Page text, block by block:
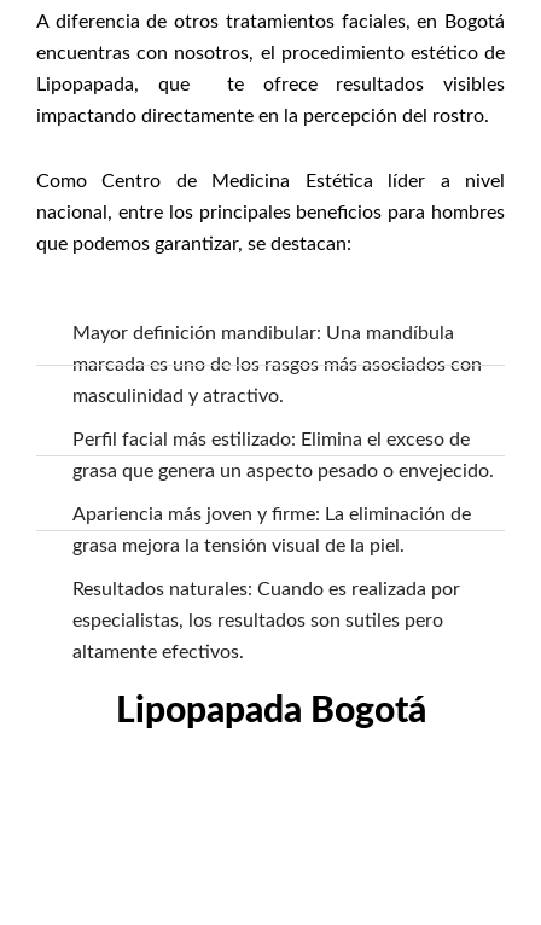
Lipopapada Bogotá
A diferencia de otros tratamientos faciales, en Bogotá
encuentras con nosotros, el procedimiento estético de
Lipopapada, que te ofrece resultados visibles
impactando directamente en la percepción del rostro.
Como Centro de Medicina Estética líder a nivel
nacional, entre los principales beneficios para hombres
que podemos garantizar, se destacan:
Mayor definición mandibular: Una mandíbula
marcada es uno de los rasgos más asociados con
masculinidad y atractivo.
Perfil facial más estilizado: Elimina el exceso de
grasa que genera un aspecto pesado o envejecido.
Apariencia más joven y firme: La eliminación de
grasa mejora la tensión visual de la piel.
Resultados naturales: Cuando es realizada por
especialistas, los resultados son sutiles pero
altamente efectivos.